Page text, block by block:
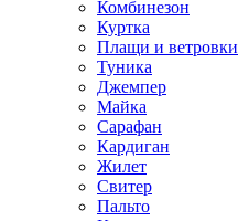
Комбинезон
Куртка
Плащи и ветровки
Туника
Джемпер
Майка
Сарафан
Кардиган
Жилет
Свитер
Пальто